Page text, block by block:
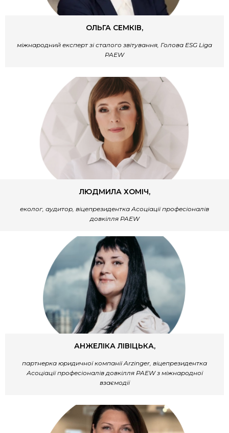
ОЛЬГА СЕМКІВ,
міжнародний експерт зі сталого звітування, Голова ESG Liga
PAEW
ЛЮДМИЛА ХОМІЧ,
еколог, аудитор, віцепрезидентка Асоціації професіоналів
довкілля PAEW
АНЖЕЛІКА ЛІВІЦЬКА,
партнерка юридичної компанії Arzinger, віцепрезидентка
Асоціації професіоналів довкілля PAEW з міжнародної
взаємодії